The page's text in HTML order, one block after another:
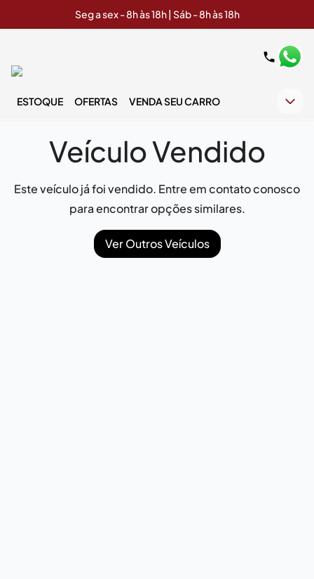
Seg a sex - 8h às 18h | Sáb - 8h às 18h
ESTOQUE OFERTAS VENDA SEU CARRO
Veículo Vendido
Este veículo já foi vendido. Entre em contato conosco
para encontrar opções similares.
Ver Outros Veículos